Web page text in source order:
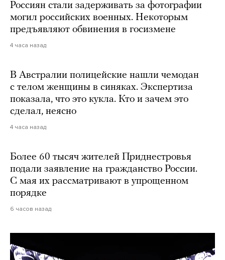
Россиян стали задерживать за фотографии
могил российских военных. Некоторым
предъявляют обвинения в госизмене
4 часа назад
В Австралии полицейские нашли чемодан
с телом женщины в синяках. Экспертиза
показала, что это кукла. Кто и зачем это
сделал, неясно
4 часа назад
Более 60 тысяч жителей Приднестровья
подали заявление на гражданство России.
С мая их рассматривают в упрощенном
порядке
6 часов назад